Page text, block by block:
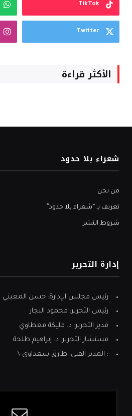
TikTok
Twitter
الأكثر قراءة
شعراء بلا حدود
من نحن
تعريف بـ “شعراء بلا حدود”
شروط النشر
إدارة التحرير
رئيس مجلس الإدارة: حسن المعيني
رئيس التحرير: محمود النجار
مدير التحرير: د. مليكة معطاوي
مستشار التحرير: د. إبراهيم طلحة
: المدير الفني: طارق سعداوي \